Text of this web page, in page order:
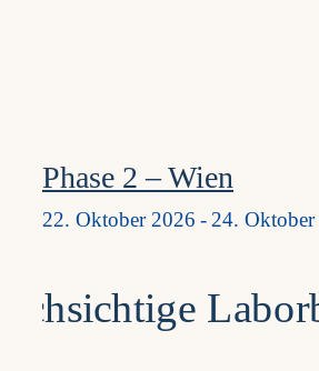
Phase 2 – Wien
22. Oktober 2026 - 24.